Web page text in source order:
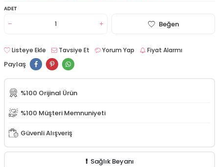
ADET
Beğen
Listeye Ekle Tavsiye Et Yorum Yap Fiyat Alarmı
Paylaş
%100 Orijinal Ürün
%100 Müşteri Memnuniyeti
Güvenli Alışveriş
Sağlık Beyanı